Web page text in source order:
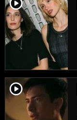
player2
player2